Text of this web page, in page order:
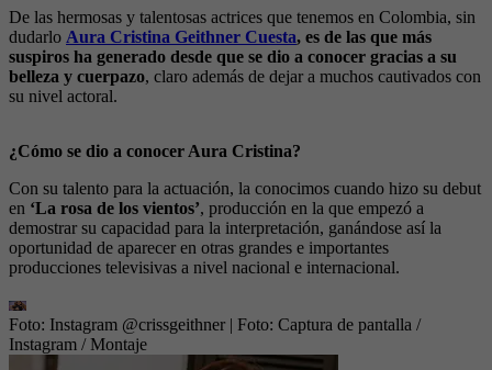
De las hermosas y talentosas actrices que tenemos en Colombia, sin
dudarlo Aura Cristina Geithner Cuesta, es de las que más
suspiros ha generado desde que se dio a conocer gracias a su
belleza y cuerpazo, claro además de dejar a muchos cautivados con
su nivel actoral.
¿Cómo se dio a conocer Aura Cristina?
Con su talento para la actuación, la conocimos cuando hizo su debut
en ‘La rosa de los vientos’, producción en la que empezó a
demostrar su capacidad para la interpretación, ganándose así la
oportunidad de aparecer en otras grandes e importantes
producciones televisivas a nivel nacional e internacional.
Foto: Instagram @crissgeithner | Foto: Captura de pantalla /
Instagram / Montaje